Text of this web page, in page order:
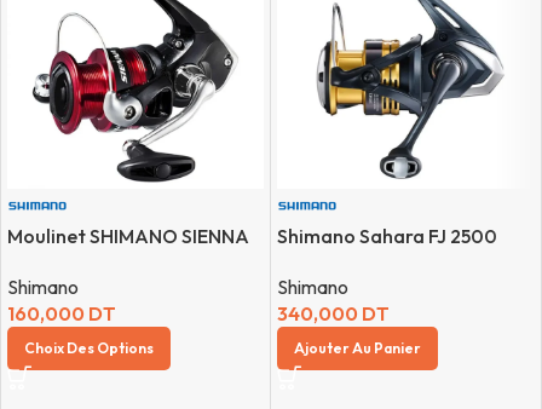
Moulinet SHIMANO SIENNA
Shimano
160,000 DT
Choix Des Options
Shimano Sahara FJ 2500
Shimano
340,000 DT
Ajouter Au Panier